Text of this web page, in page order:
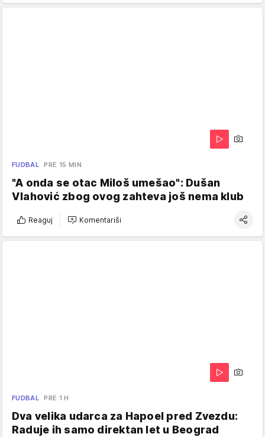
FUDBAL PRE 15 MIN
"A onda se otac Miloš umešao": Dušan
Vlahović zbog ovog zahteva još nema klub
Reaguj Komentariši
FUDBAL PRE 1 H
Dva velika udarca za Hapoel pred Zvezdu:
Raduje ih samo direktan let u Beograd